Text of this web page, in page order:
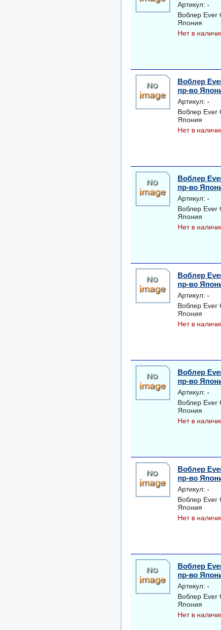
Артикул: -
Воблер Ever
Япония
Нет в
Воблер
пр-во
Артикул: -
Воблер Ever
Япония
Нет в
Воблер
пр-во
Артикул: -
Воблер Ever
Япония
Нет в
Воблер
пр-во
Артикул: -
Воблер Ever
Япония
Нет в
Воблер
пр-во
Артикул: -
Воблер Ever
Япония
Нет в
Воблер
пр-во
Артикул: -
Воблер Ever
Япония
Нет в
Воблер
пр-во
Артикул: -
Воблер Ever
Япония
Нет в